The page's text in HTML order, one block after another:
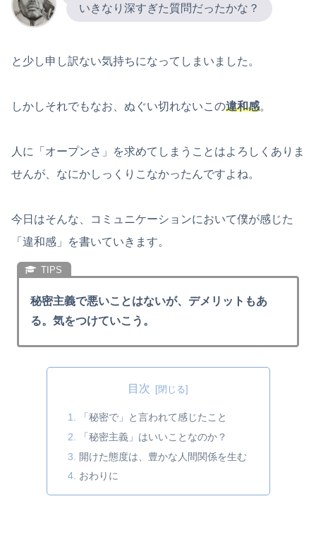
いきなり深すぎた質問だったかな？
と少し申し訳ない気持ちになってしまいました。
しかしそれでもなお、ぬぐい切れないこの違和感。
人に「オープンさ」を求めてしまうことはよろしくありま
せんが、なにかしっくりこなかったんですよね。
今日はそんな、コミュニケーションにおいて僕が感じた
「違和感」を書いていきます。
秘密主義で悪いことはないが、デメリットもあ
る。気をつけていこう。
目次
「秘密で」と言われて感じたこと
「秘密主義」はいいことなのか？
開けた態度は、豊かな人間関係を生む
おわりに